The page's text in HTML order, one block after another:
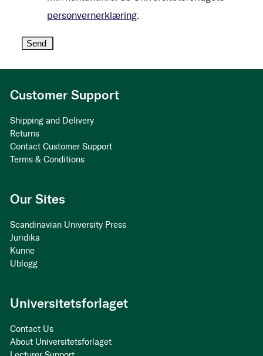
personvernerklæring
Customer Support
Shipping and Delivery
Returns
Contact Customer Support
Terms & Conditions
Our Sites
Scandinavian University Press
Juridika
Kunne
Ublogg
Universitetsforlaget
Contact Us
About Universitetsforlaget